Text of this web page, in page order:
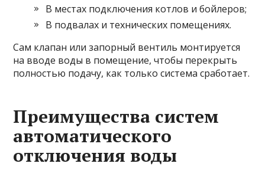
В местах подключения котлов и бойлеров;
В подвалах и технических помещениях.
Сам клапан или запорный вентиль монтируется
на вводе воды в помещение, чтобы перекрыть
полностью подачу, как только система сработает.
Преимущества систем
автоматического
отключения воды